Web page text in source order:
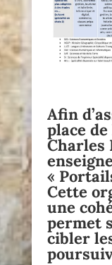
Afin
place
Charles
«
Cette
une
permet
cibler